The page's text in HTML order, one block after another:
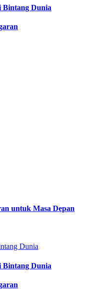
Bintang Dunia
untuk Masa Depan
Bintang Dunia